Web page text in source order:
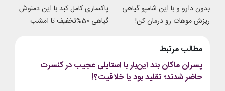
بدون دارو و با این شامپو گیاهی
ریزش موهات رو درمان کن!
پاکسازی کامل کبد با این دمنوش
گیاهی 50%تخفیف تا امشب
مطالب مرتبط
پسران ماکان بند این‌بار با استایلی عجیب در کنسرت
حاضر شدند؛ تقلید بود یا خلاقیت؟!